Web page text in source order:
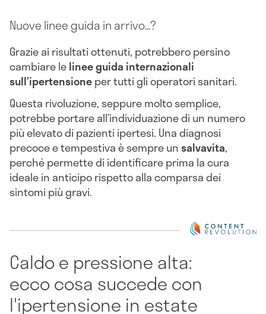
Nuove linee guida in arrivo...?
Grazie ai risultati ottenuti, potrebbero persino
cambiare lelinee guida internazionali
sull’ipertensioneper tutti gli operatori sanitari.
Questa rivoluzione, seppure molto semplice,
potrebbe portare all’individuazione di un numero
più elevato di pazienti ipertesi. Una diagnosi
precoce e tempestiva è sempre unsalvavita,
perché permette di identificare prima la cura
ideale in anticipo rispetto alla comparsa dei
sintomi più gravi.
Caldo e pressione alta:
ecco cosa succede con
l'ipertensione in estate